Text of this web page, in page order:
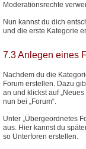
Moderationsrechte
Nun kannst du dich
und die erste Kategorie
7.3 Anlegen eines
Nachdem du die
Forum erstellen. Dazu
an und klickst auf
nun bei „Forum“.
Unter „Übergeordnetes
aus. Hier kannst du
so Unterforen erstellen.